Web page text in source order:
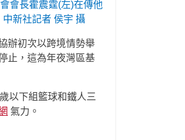
會長霍震霆(左)在傳他
中新社記者 侯宇 攝
辦初次以跨境情勢舉
止，這為年夜灣區基
以下組籃球和鐵人三
氣力。